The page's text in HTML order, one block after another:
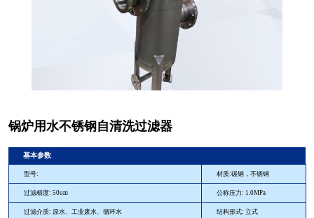
锅炉用水不锈钢自清洗过滤器
基本参数
型号: 材质:碳钢，不锈钢
过滤精度: 50um 公称压力: 1.0MPa
过滤介质: 原水、工业废水、循环水 结构形式: 立式